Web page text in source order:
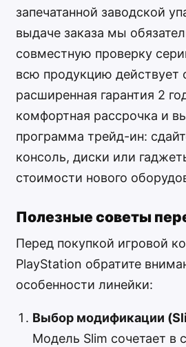
запечатанной заводской
выдаче заказа мы
совместную проверку
всю продукцию действует
расширенная гарантия 2
комфортная рассрочка и
программа трейд-ин:
консоль, диски или
стоимости нового
Полезные советы
Перед покупкой игровой
PlayStation обратите
особенности линейки:
Выбор модификации
Модель Slim сочетает в